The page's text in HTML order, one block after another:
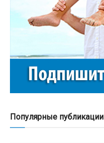
Популярные публикации